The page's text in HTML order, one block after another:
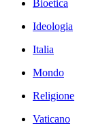
Bioetica
Ideologia
Italia
Mondo
Religione
Vaticano